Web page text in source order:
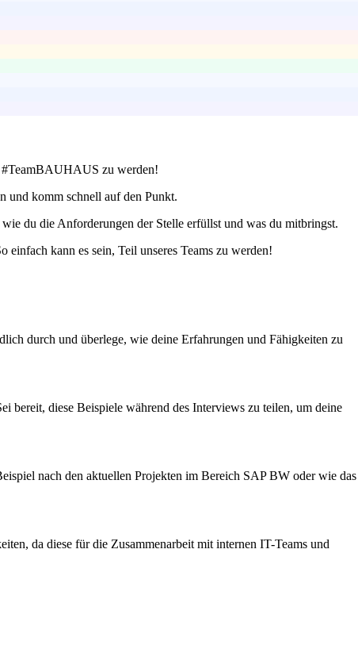
#TeamBAUHAUS zu werden!
und komm schnell auf den Punkt.
du die Anforderungen der Stelle erfüllst und was du mitbringst.
kann es sein, Teil unseres Teams zu werden!
durch und überlege, wie deine Erfahrungen und Fähigkeiten zu
bereit, diese Beispiele während des Interviews zu teilen, um deine
nach den aktuellen Projekten im Bereich SAP BW oder wie das
da diese für die Zusammenarbeit mit internen IT-Teams und